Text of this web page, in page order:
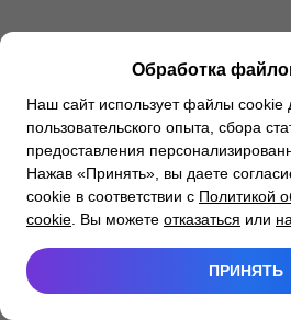
Обработка
Наш сайт использует файлы cookie
пользовательского опыта, сбора
предоставления
Нажав «Принять», вы даете
cookie в соответствии с Политикой
cookie . Вы можете отказаться или
ПРИНЯТЬ